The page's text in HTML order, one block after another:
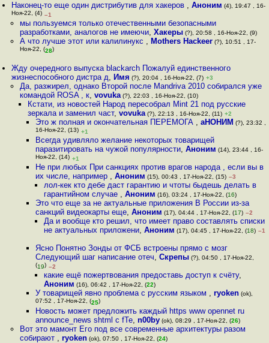
Наконец-то еще один дистрибутив для хакеров ,Аноним (4), 19:47 , 16-
Ноя-22, (4) –1
мы пользуемся только отечественными безопасными
разработками, аналогов не имеючи, Хакеры(?), 20:58 , 16-Ноя-22, (9)
А что лучше этот или калилинукс , Mothers Hackeer(?), 10:51 , 17-
Ноя-22, (28)
Жду очередного выпуска blackarch Пожалуй единственного
жизнеспособного дистра д, Имя (?), 20:04 , 16-Ноя-22, (7) +3
Да, разжирел, однако Второй после Mandriva 2010 собирался уже
командой ROSA , к, vovuka(?), 22:03 , 16-Ноя-22, (10)
Кстати, из новостей Народ пересобрал Mint 21 под русские
зеркала и заменил част, vovuka(?), 22:13 , 16-Ноя-22, (11) +2
Это ж полная и окончательная ПЕРЕМОГА ,аНОНИМ (?), 23:32 ,
16-Ноя-22, (13) +1
Всегда удивляло желание некоторых товарищей
паразитировать на чужой популярности,Аноним (14), 23:44 , 16-
Ноя-22, (14) +1
Не при любых При санкциях против врагов народа , если вы в
их числе, например ,Аноним (15), 00:43 , 17-Ноя-22, (15) –3
лол-кек кто дебе даст гарантию и чтоты быдешь делать в
гарантийном случае , Аноним (16), 03:24 , 17-Ноя-22, (16)
Это что еще за не актуальные приложения В России из-за
санкций видеокарты еще,Аноним (17), 04:44 , 17-Ноя-22, (17) –2
Да и вообще кто решил, что имеет право составлять списки
не актуальных приложени, Аноним (17), 04:45 , 17-Ноя-22, (18) –1
Ясно Понятно Зонды от ФСБ встроены прямо с мозг
Следующий шаг написание отеч,Скрепы (?), 04:50 , 17-Ноя-22,
(19) –2
какие ещё пожертвования предоставь доступ к счёту,
Аноним (16), 06:42 , 17-Ноя-22, (22)
У товарищей явно проблема с русским языком ,ryoken (ok),
07:52 , 17-Ноя-22, (25)
Новость может предложить каждый https www opennet ru
announce_news shtml c fТе,n00by (ok), 08:29 , 17-Ноя-22, (26)
Вот это мамонт Его под все современные архитектуры разом
собирают , ryoken(ok), 07:50 , 17-Ноя-22, (24)